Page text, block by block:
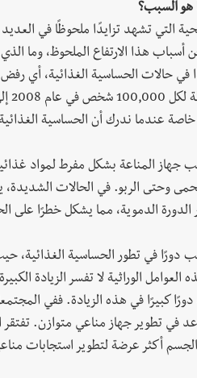
هو السبب؟
التي تشهد تزايدًا ملحوظًا في
هذا الارتفاع الملحوظ، وما
في حالات الحساسية الغذائية، أي
المناعة بشكل مفرط لمواد
وحتى الربو. في الحالات
الدموية، مما يشكل خطرًا على
دورًا في تطور الحساسية الغذائية،
الوراثية لا تفسر الزيادة
كبيرًا في هذه الزيادة. ففي
في تطوير جهاز مناعي متوازن. تفتقر
أكثر عرضة لتطوير استجابات